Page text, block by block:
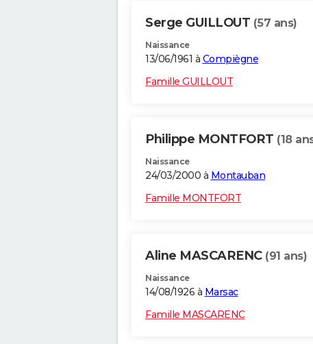
Serge GUILLOUT (57 ans)
Naissance
13/06/1961 à Compiègne
Famille GUILLOUT
Philippe MONTFORT (18
Naissance
24/03/2000 à Montauban
Famille MONTFORT
Aline MASCARENC (91 ans)
Naissance
14/08/1926 à Marsac
Famille MASCARENC